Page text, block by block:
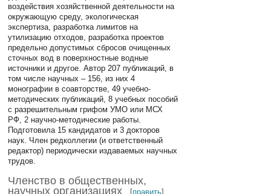
воздействия хозяйственной деятельности на
окружающую среду, экологическая
экспертиза, разработка лимитов на
утилизацию отходов, разработка проектов
предельно допустимых сбросов очищенных
сточных вод в поверхностные водные
источники и другое. Автор 207 публикаций, в
том числе научных – 156, из них 4
монографии в соавторстве, 49 учебно-
методических публикаций, 8 учебных пособий
с разрешительным грифом УМО или МСХ
РФ, 2 научно-методические работы.
Подготовила 15 кандидатов и 3 докторов
наук. Член редколлегии (и ответственный
редактор) периодически издаваемых научных
трудов.
Членство в общественных,
научных организациях
[править]